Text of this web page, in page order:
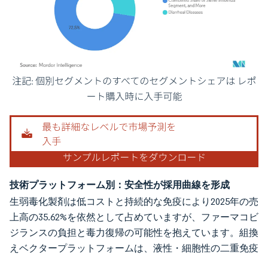
画像 © Mordor Intelligence。再利用にはCC BY 4.0の表示が必要です。
技術プラットフォーム別：安全性が採用曲線を形成
生弱毒化製剤は低コストと持続的な免疫により2025年の売
上高の35.62%を依然として占めていますが、ファーマコビ
ジランスの負担と毒力復帰の可能性を抱えています。組換
えベクタープラットフォームは、液性・細胞性の二重免疫